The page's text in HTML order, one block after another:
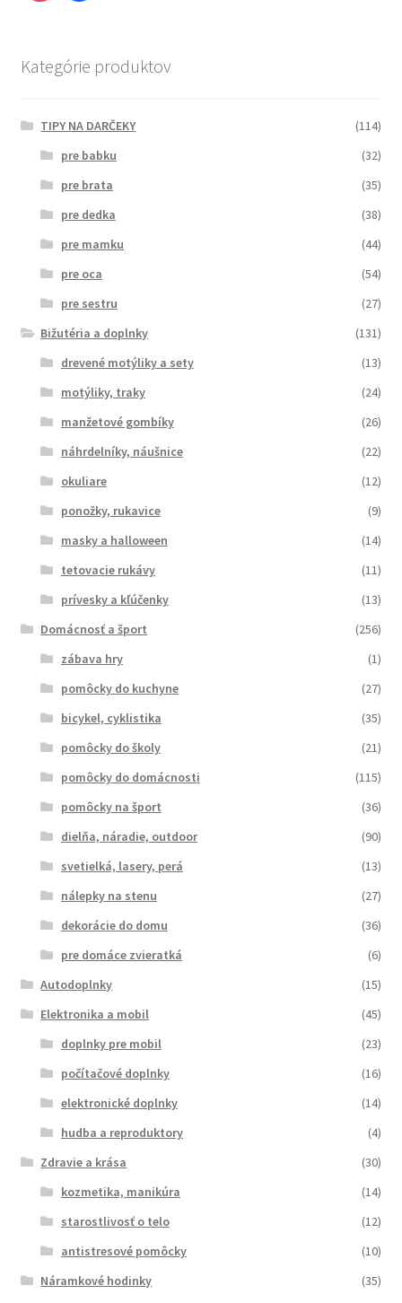
Kategórie produktov
TIPY NA DARČEKY
(114)
pre babku
(32)
pre brata
(35)
pre dedka
(38)
pre mamku
(44)
pre oca
(54)
pre sestru
(27)
Bižutéria a doplnky
(131)
drevené motýliky a sety
(13)
motýliky, traky
(24)
manžetové gombíky
(26)
náhrdelníky, náušnice
(22)
okuliare
(12)
ponožky, rukavice
(9)
masky a halloween
(14)
tetovacie rukávy
(11)
prívesky a kľúčenky
(13)
Domácnosť a šport
(256)
zábava hry
(1)
pomôcky do kuchyne
(27)
bicykel, cyklistika
(35)
pomôcky do školy
(21)
pomôcky do domácnosti
(115)
pomôcky na šport
(36)
dielňa, náradie, outdoor
(90)
svetielká, lasery, perá
(13)
nálepky na stenu
(27)
dekorácie do domu
(36)
pre domáce zvieratká
(6)
Autodoplnky
(15)
Elektronika a mobil
(45)
doplnky pre mobil
(23)
počítačové doplnky
(16)
elektronické doplnky
(14)
hudba a reproduktory
(4)
Zdravie a krása
(30)
kozmetika, manikúra
(14)
starostlivosť o telo
(12)
antistresové pomôcky
(10)
Náramkové hodinky
(35)